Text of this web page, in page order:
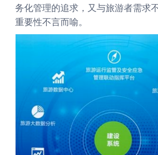
务化管理的追求，又与旅游者需求
重要性不言而喻。